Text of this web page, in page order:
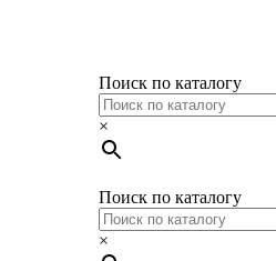
Поиск по каталогу
×
Поиск по каталогу
×